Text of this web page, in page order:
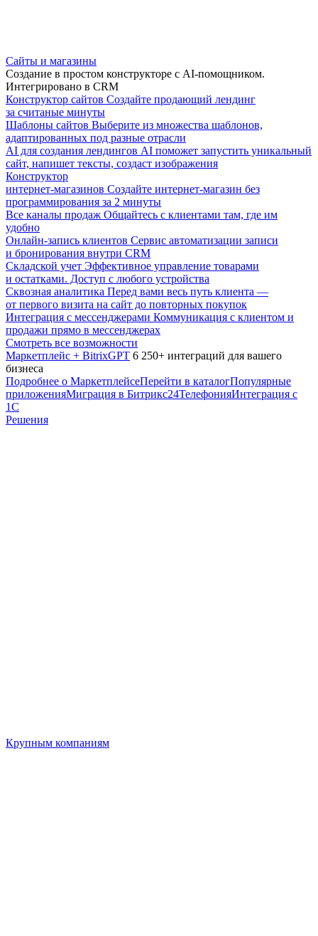
Сайты и магазины
Создание в простом конструкторе с AI-помощником.
Интегрировано в CRM
Конструктор сайтов Создайте продающий лендинг
за считаные минуты
Шаблоны сайтов Выберите из множества шаблонов,
адаптированных под разные отрасли
AI для создания лендингов AI поможет запустить уникальный
сайт, напишет тексты, создаст изображения
Конструктор
интернет-магазинов Создайте интернет-магазин без
программирования за 2 минуты
Все каналы продаж Общайтесь с клиентами там, где им
удобно
Онлайн-запись клиентов Сервис автоматизации записи
и бронирования внутри CRM
Складской учет Эффективное управление товарами
и остатками. Доступ с любого устройства
Сквозная аналитика Перед вами весь путь клиента —
от первого визита на сайт до повторных покупок
Интеграция с мессенджерами Коммуникация с клиентом и
продажи прямо в мессенджерах
Смотреть все возможности
Маркетплейс + BitrixGPT 6 250+ интеграций для вашего
бизнеса
Подробнее о МаркетплейсеПерейти в каталогПопулярные
приложенияМиграция в Битрикс24ТелефонияИнтеграция с
1С
Решения
Крупным компаниям